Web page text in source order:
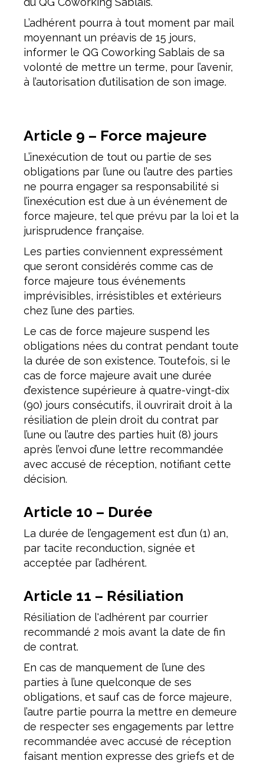
L’adhérent pourra à tout moment par mail
moyennant un préavis de 15 jours,
informer le QG Coworking Sablais de sa
volonté de mettre un terme, pour l’avenir,
à l’autorisation d’utilisation de son image.
Article 9 – Force majeure
L’inexécution de tout ou partie de ses
obligations par l’une ou l’autre des parties
ne pourra engager sa responsabilité si
l’inexécution est due à un événement de
force majeure, tel que prévu par la loi et la
jurisprudence française.
Les parties conviennent expressément
que seront considérés comme cas de
force majeure tous événements
imprévisibles, irrésistibles et extérieurs
chez l’une des parties.
Le cas de force majeure suspend les
obligations nées du contrat pendant toute
la durée de son existence. Toutefois, si le
cas de force majeure avait une durée
d’existence supérieure à quatre-vingt-dix
(90) jours consécutifs, il ouvrirait droit à la
résiliation de plein droit du contrat par
l’une ou l’autre des parties huit (8) jours
après l’envoi d’une lettre recommandée
avec accusé de réception, notifiant cette
décision.
Article 10 – Durée
La durée de l’engagement est d’un (1) an,
par tacite reconduction, signée et
acceptée par l’adhérent.
Article 11 – Résiliation
Résiliation de l'adhérent par courrier
recommandé 2 mois avant la date de fin
de contrat.
En cas de manquement de l’une des
parties à l’une quelconque de ses
obligations, et sauf cas de force majeure,
l’autre partie pourra la mettre en demeure
de respecter ses engagements par lettre
recommandée avec accusé de réception
faisant mention expresse des griefs et de